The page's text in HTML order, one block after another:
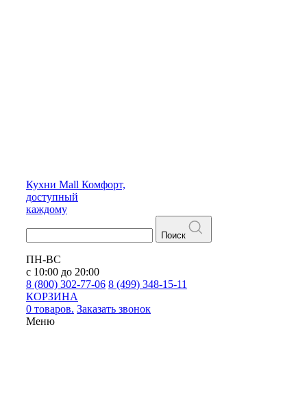
Кухни Mall Комфорт,
доступный
каждому
Поиск
ПН-ВС
с 10:00 до 20:00
8 (800) 302-77-06 8 (499) 348-15-11
КОРЗИНА
0 товаров. Заказать звонок
Меню